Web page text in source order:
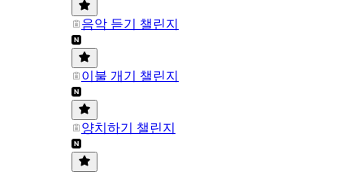
음악 듣기 챌린지
이불 개기 챌린지
양치하기 챌린지